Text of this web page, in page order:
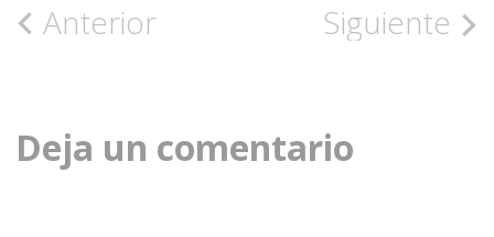
Navegación
la
entrada
Anterior Siguiente
Deja un comentario